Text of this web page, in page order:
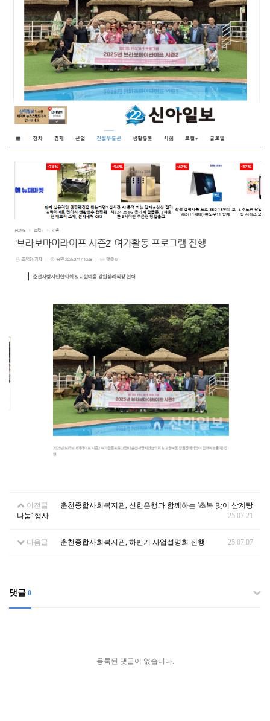
이전글
춘천종합사회복지관, 신한은행과 함께하는 '초복 맞이 삼계탕
나눔' 행사
25.07.21
다음글 춘천종합사회복지관, 하반기 사업설명회 진행 25.07.07
댓글 0
등록된 댓글이 없습니다.